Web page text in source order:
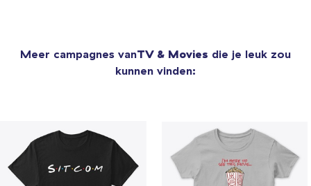
Meer campagnes vanTV & Movies die je leuk zou
kunnen vinden: